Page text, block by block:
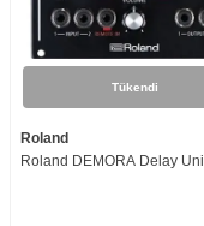
Tükendi
Roland
Roland DEMORA Delay